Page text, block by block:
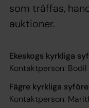
som träffas,
auktioner.
Ekeskogs kyrkliga
Kontaktperson:
Fägre kyrkliga
Kontaktperson: